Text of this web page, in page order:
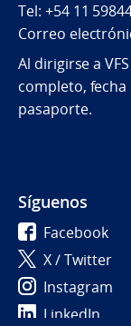
Tel: +54 11
Correo
Al dirigirse a
completo,
pasaporte.
Síguenos
Facebook
X / Twitter
Instagram
LinkedIn